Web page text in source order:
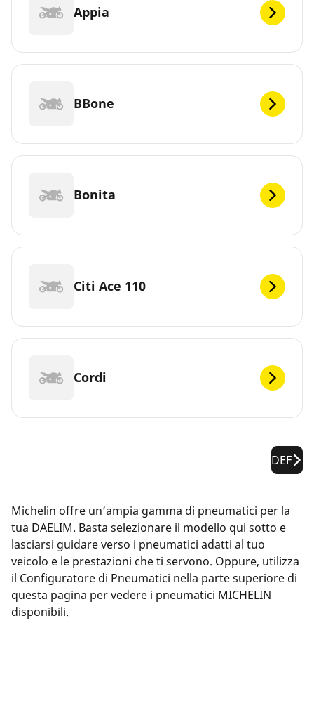
Appia
BBone
Bonita
Citi Ace 110
Cordi
DEF
Michelin offre un’ampia gamma di pneumatici per la
tua DAELIM. Basta selezionare il modello qui sotto e
lasciarsi guidare verso i pneumatici adatti al tuo
veicolo e le prestazioni che ti servono. Oppure, utilizza
il Configuratore di Pneumatici nella parte superiore di
questa pagina per vedere i pneumatici MICHELIN
disponibili.